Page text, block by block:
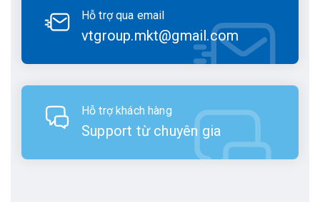
Hỗ trợ qua email
vtgroup.mkt@gmail.com
Hỗ trợ khách hàng
Support từ chuyên gia